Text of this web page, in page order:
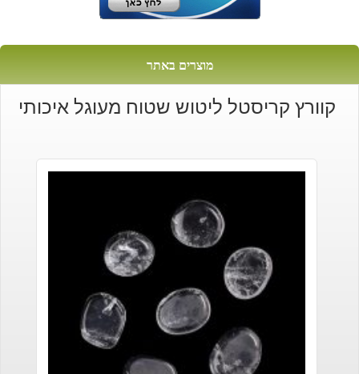
מוצרים באתר
קוורץ קריסטל ליטוש שטוח מעוגל איכותי